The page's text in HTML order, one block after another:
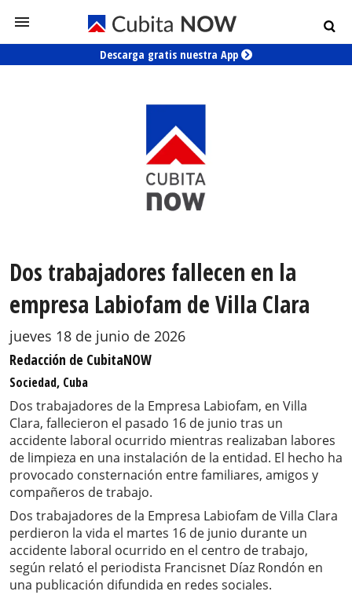
Descarga gratis nuestra App
Dos trabajadores fallecen en la
empresa Labiofam de Villa Clara
jueves 18 de junio de 2026
Redacción de CubitaNOW
Sociedad, Cuba
Dos trabajadores de la Empresa Labiofam, en Villa
Clara, fallecieron el pasado 16 de junio tras un
accidente laboral ocurrido mientras realizaban labores
de limpieza en una instalación de la entidad. El hecho ha
provocado consternación entre familiares, amigos y
compañeros de trabajo.
Dos trabajadores de la Empresa Labiofam de Villa Clara
perdieron la vida el martes 16 de junio durante un
accidente laboral ocurrido en el centro de trabajo,
según relató el periodista Francisnet Díaz Rondón en
una publicación difundida en redes sociales.